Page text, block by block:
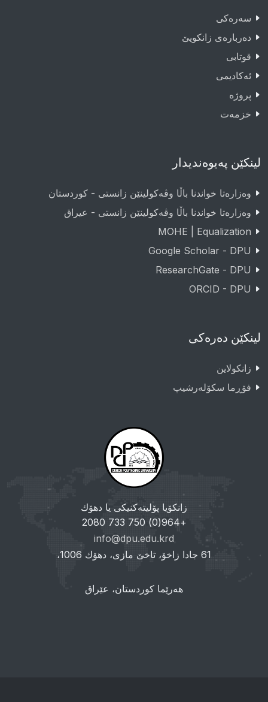
سەرەکى
دەربارەى زانکویێ
قوتابى
ئەکادیمى
پروژە
خزمەت
لینکێن پەیوەندیدار
وەزارەتا خواندنا باڵا وڤەکولینێن زانستی - کوردستان
وەزارەتا خواندنا باڵا وڤەکولینێن زانستی - عيراق
MOHE | Equalization
Google Scholar - DPU
ResearchGate - DPU
ORCID - DPU
لینکێن دەرەکی
زانکولاین
فۆڕما سکۆلەرشیپ
زانکۆیا پۆلیتەکنیکی یا دهۆك
+964(0) 750 733 2080
info@dpu.edu.krd
61 جادا زاخۆ، تاخێ مازی، دهۆك 1006،
هەرێما کوردستان، عێراق